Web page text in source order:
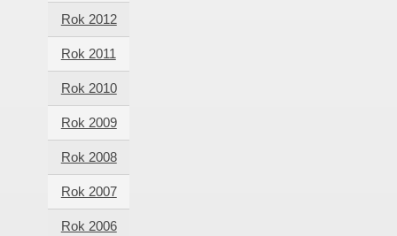
Rok 2012
Rok 2011
Rok 2010
Rok 2009
Rok 2008
Rok 2007
Rok 2006